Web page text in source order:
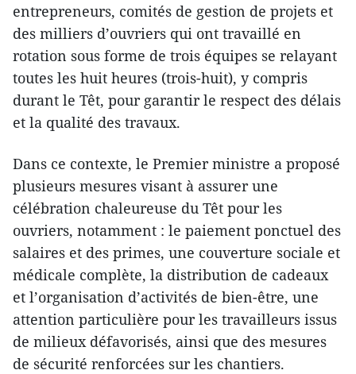
entrepreneurs, comités de gestion de projets et
des milliers d’ouvriers qui ont travaillé en
rotation sous forme de trois équipes se relayant
toutes les huit heures (trois-huit), y compris
durant le Têt, pour garantir le respect des délais
et la qualité des travaux.
Dans ce contexte, le Premier ministre a proposé
plusieurs mesures visant à assurer une
célébration chaleureuse du Têt pour les
ouvriers, notamment : le paiement ponctuel des
salaires et des primes, une couverture sociale et
médicale complète, la distribution de cadeaux
et l’organisation d’activités de bien-être, une
attention particulière pour les travailleurs issus
de milieux défavorisés, ainsi que des mesures
de sécurité renforcées sur les chantiers.